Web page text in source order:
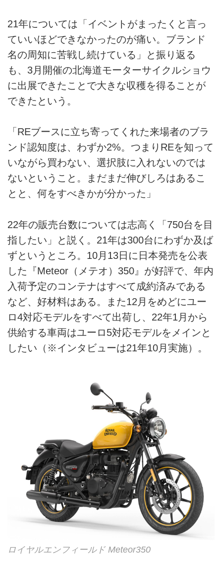
21年については「イベントがまったくと言っ
ていいほどできなかったのが痛い。ブランド
名の周知に苦戦し続けている」と振り返る
も、3月開催の北海道モーターサイクルショウ
に出展できたことで大きな収穫を得ることが
できたという。
「REブースに立ち寄ってくれた来場者のブラ
ンド認知度は、わずか2%。つまりREを知って
いながら買わない、選択肢に入れないのでは
ないということ。まだまだ伸びしろはあるこ
とと、何をすべきかが分かった」
22年の販売台数については志高く「750台を目
指したい」と説く。21年は300台にわずか及ば
ずというところ。10月13日に日本発売を公表
した『Meteor（メテオ）350』が好評で、年内
入荷予定のコンテナはすべて成約済みである
など、好材料はある。また12月をめどにユー
ロ4対応モデルをすべて出荷し、22年1月から
供給する車両はユーロ5対応モデルをメインと
したい（※インタビューは21年10月実施）。
ロイヤルエンフィールド Meteor350